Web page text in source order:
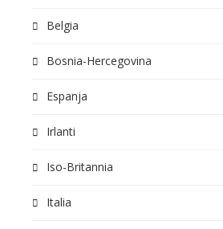
Belgia
Bosnia-Hercegovina
Espanja
Irlanti
Iso-Britannia
Italia